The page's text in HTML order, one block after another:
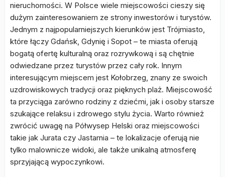
nieruchomości. W Polsce wiele miejscowości cieszy się
dużym zainteresowaniem ze strony inwestorów i turystów.
Jednym z najpopularniejszych kierunków jest Trójmiasto,
które łączy Gdańsk, Gdynię i Sopot – te miasta oferują
bogatą ofertę kulturalną oraz rozrywkową i są chętnie
odwiedzane przez turystów przez cały rok. Innym
interesującym miejscem jest Kołobrzeg, znany ze swoich
uzdrowiskowych tradycji oraz pięknych plaż. Miejscowość
ta przyciąga zarówno rodziny z dziećmi, jak i osoby starsze
szukające relaksu i zdrowego stylu życia. Warto również
zwrócić uwagę na Półwysep Helski oraz miejscowości
takie jak Jurata czy Jastarnia – te lokalizacje oferują nie
tylko malownicze widoki, ale także unikalną atmosferę
sprzyjającą wypoczynkowi.